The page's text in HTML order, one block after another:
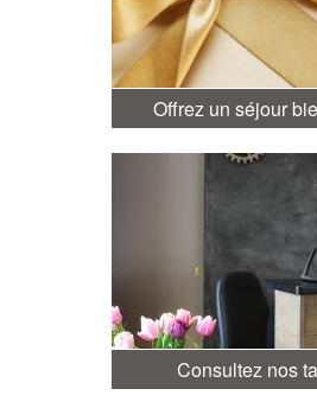
Offrez un séjour
Consultez nos